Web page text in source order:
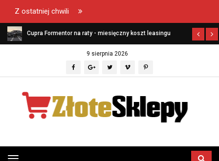
Z ostatniej chwili
Cupra Formentor na raty - miesięczny koszt leasingu
9 sierpnia 2026